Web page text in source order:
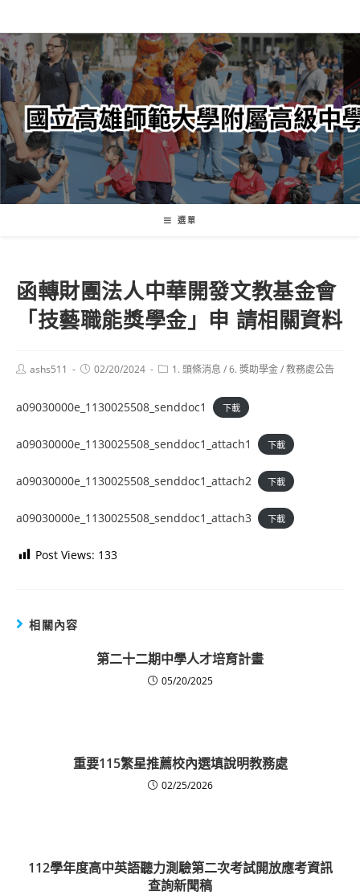
轉
至
主
內
容
選單
函轉財團法人中華開發文教基金會
「技藝職能獎學金」申 請相關資料
Postashs511
Post02/20/2024
Post1. 頭條消息 /6. 獎助學金/教務處公告
a09030000e_1130025508_senddoc1 下載
a09030000e_1130025508_senddoc1_attach1 下載
a09030000e_1130025508_senddoc1_attach2 下載
a09030000e_1130025508_senddoc1_attach3 下載
Post Views: 133
相關內容
第二十二期中學人才培育計畫
05/20/2025
重要115繁星推薦校內選填說明教務處
02/25/2026
112學年度高中英語聽力測驗第二次考試開放應考資訊
查詢新聞稿